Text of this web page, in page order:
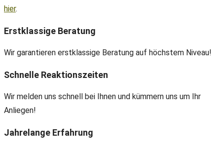
hier.
Erstklassige Beratung
Wir garantieren erstklassige Beratung auf höchstem Niveau!
Schnelle Reaktionszeiten
Wir melden uns schnell bei Ihnen und kümmern uns um Ihr
Anliegen!
Jahrelange Erfahrung